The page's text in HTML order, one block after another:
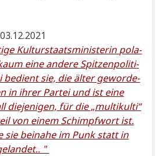
Kul­tur­staats­mi­ni­ste­rin pola­
eine ande­re Spit­zen­po­li­ti­
bedient sie, die älter gewor­de­
in ihrer Par­tei und ist eine
die­je­ni­gen, für die „mul­ti­kul­ti“
von einem Schimpf­wort ist.
sie bei­na­he im Punk statt in
"